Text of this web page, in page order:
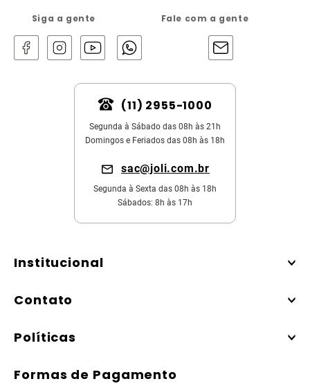
Siga a gente Fale com a gente
(11) 2955-1000
Segunda à Sábado das 08h às 21h
Domingos e Feriados das 08h às 18h
sac@joli.com.br
Segunda à Sexta das 08h às 18h
Sábados: 8h às 17h
Institucional
Contato
Políticas
Formas de Pagamento